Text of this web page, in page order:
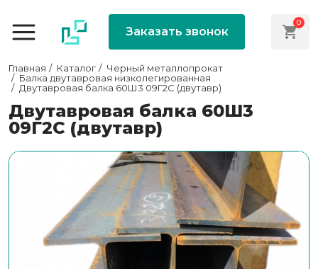
Заказать звонок
0
Главная Каталог
Черный металлопрокат
Балка двутавровая низколегированная
Двутавровая балка 60Ш3 09Г2С (двутавр)
Двутавровая балка 60Ш3
09Г2С (двутавр)